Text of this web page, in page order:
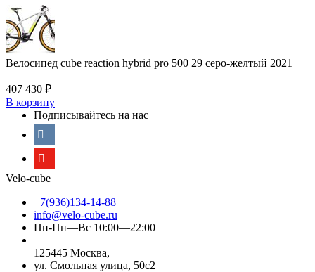
Велосипед cube reaction hybrid pro 500 29 серо-желтый 2021
407 430 ₽
В корзину
Подписывайтесь на нас
Velo-cube
+7(936)134-14-88
info@velo-cube.ru
Пн-Пн—Вс 10:00—22:00
125445 Москва,
ул. Смольная улица, 50с2